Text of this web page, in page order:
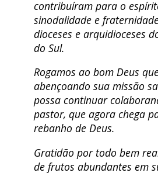
contribuíram para o
sinodalidade e
dioceses e arquidioceses
do Sul.
Rogamos ao bom Deus
abençoando sua missão
possa continuar
pastor, que agora chega
rebanho de Deus.
Gratidão por todo bem
de frutos abundantes em